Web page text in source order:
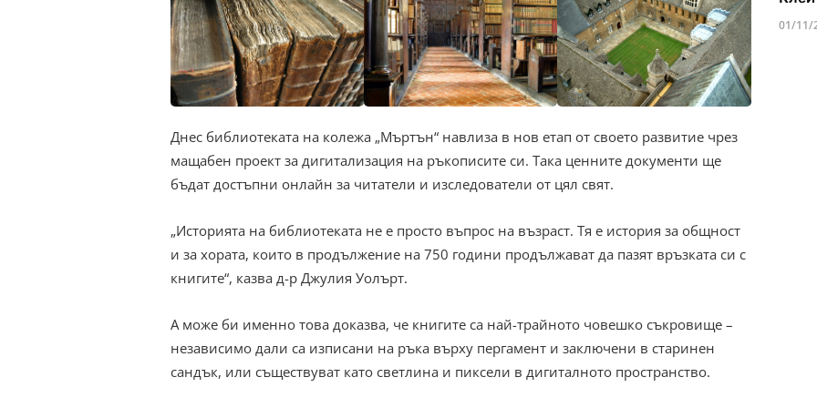
Днес библиотеката на колежа „Мъртън“ навлиза в нов етап от своето развитие чрез
мащабен проект за дигитализация на ръкописите си. Така ценните документи ще
бъдат достъпни онлайн за читатели и изследователи от цял свят.
„Историята на библиотеката не е просто въпрос на възраст. Тя е история за общност
и за хората, които в продължение на 750 години продължават да пазят връзката си с
книгите“, казва д-р Джулия Уолърт.
А може би именно това доказва, че книгите са най-трайното човешко съкровище –
независимо дали са изписани на ръка върху пергамент и заключени в старинен
сандък, или съществуват като светлина и пиксели в дигиталното пространство.
01/11/